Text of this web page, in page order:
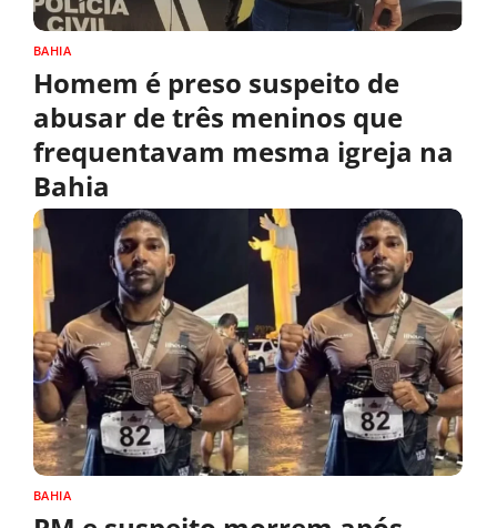
BAHIA
Homem é preso suspeito de
abusar de três meninos que
frequentavam mesma igreja na
Bahia
BAHIA